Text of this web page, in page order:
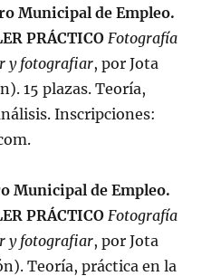
Municipal de Empleo.
PRÁCTICO Fotografía
y fotografiar, por Jota
15 plazas. Teoría,
Inscripciones:
Municipal de Empleo.
PRÁCTICO Fotografía
y fotografiar, por Jota
Teoría, práctica en la